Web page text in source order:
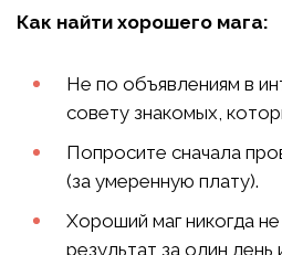
Как найти хорошего мага:
Не по объявлениям в
совету знакомых,
Попросите сначала
(за умеренную плату).
Хороший маг никогда
результат за один день